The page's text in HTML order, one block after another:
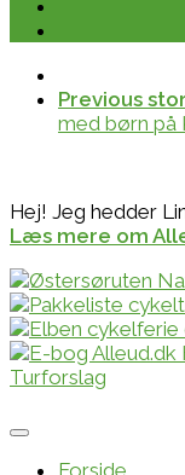
Previous
med børn på
Hej! Jeg hedder
Læs mere om